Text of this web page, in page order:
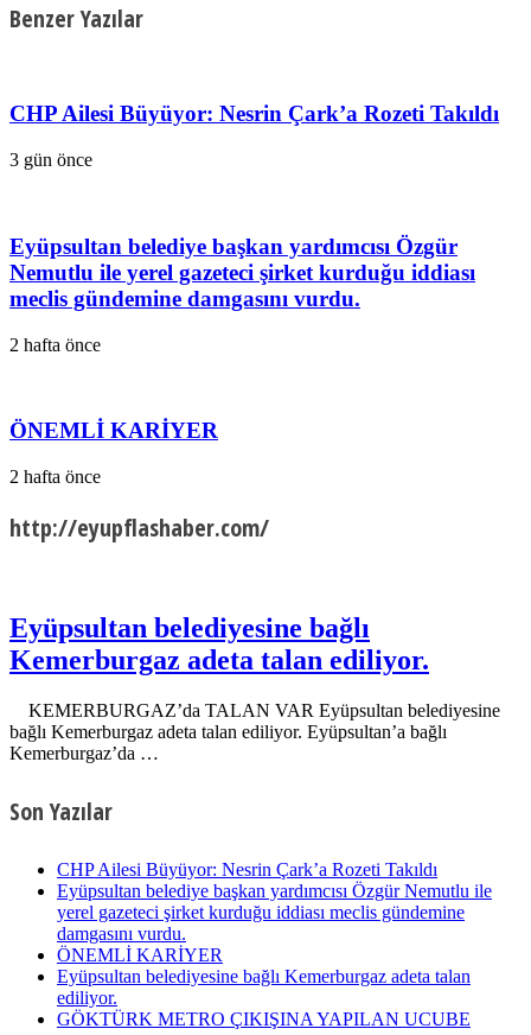
Benzer Yazılar
CHP Ailesi Büyüyor: Nesrin Çark’a Rozeti Takıldı
3 gün önce
Eyüpsultan belediye başkan yardımcısı Özgür
Nemutlu ile yerel gazeteci şirket kurduğu iddiası
meclis gündemine damgasını vurdu.
2 hafta önce
ÖNEMLİ KARİYER
2 hafta önce
http://eyupflashaber.com/
Eyüpsultan belediyesine bağlı
Kemerburgaz adeta talan ediliyor.
KEMERBURGAZ’da TALAN VAR Eyüpsultan belediyesine
bağlı Kemerburgaz adeta talan ediliyor. Eyüpsultan’a bağlı
Kemerburgaz’da …
Son Yazılar
CHP Ailesi Büyüyor: Nesrin Çark’a Rozeti Takıldı
Eyüpsultan belediye başkan yardımcısı Özgür Nemutlu ile
yerel gazeteci şirket kurduğu iddiası meclis gündemine
damgasını vurdu.
ÖNEMLİ KARİYER
Eyüpsultan belediyesine bağlı Kemerburgaz adeta talan
ediliyor.
GÖKTÜRK METRO ÇIKIŞINA YAPILAN UCUBE